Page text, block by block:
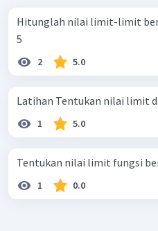
Hitunglah nilai limit-limit berikut ini. e. x → 3
5 ​
2 5.0
1 5.0
1 0.0